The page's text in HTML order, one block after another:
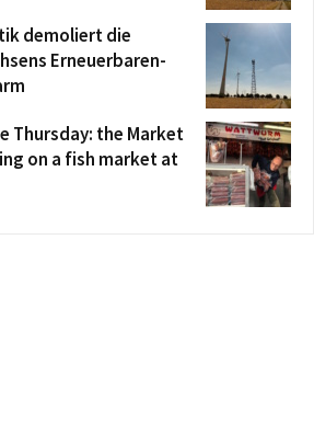
demoliert die
Erneuerbaren-
Thursday: the Market
on a fish market at